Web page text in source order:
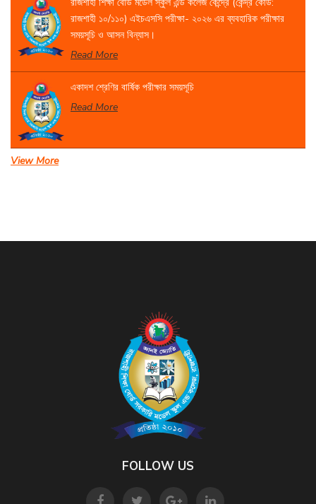
রাজশাহী ১০/১১০) এইচএসসি পরীক্ষা- ২০২৬ এর ব্যবহারিক পরীক্ষার
সময়সূচি ও আসন বিন্যাস।
Read More
একাদশ শ্রেণির বার্ষিক পরীক্ষার সময়সূচি
Read More
View More
FOLLOW US